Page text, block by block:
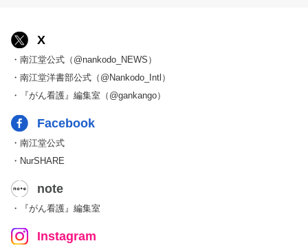
X
・南江堂公式（@nankodo_NEWS）
・南江堂洋書部公式（@Nankodo_Intl）
・『がん看護』編集室（@gankango）
Facebook
・南江堂公式
・NurSHARE
note
・『がん看護』編集室
Instagram